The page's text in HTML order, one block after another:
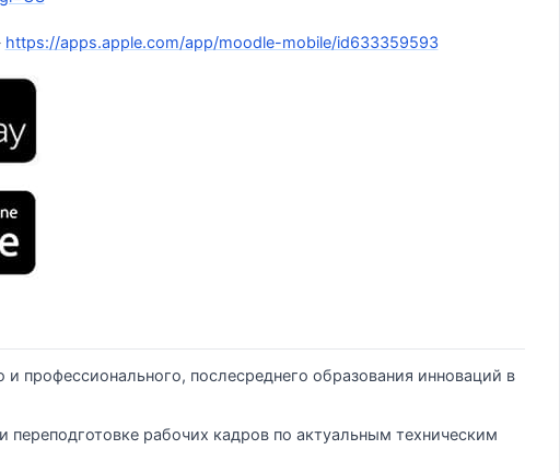
https://apps.apple.com/app/moodle-mobile/id633359593
и профессионального, послесреднего образования инноваций в
переподготовке рабочих кадров по актуальным техническим